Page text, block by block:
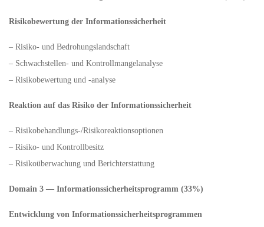
Risikobewertung der Informationssicherheit
– Risiko- und Bedrohungslandschaft
– Schwachstellen- und Kontrollmangelanalyse
– Risikobewertung und -analyse
Reaktion auf das Risiko der Informationssicherheit
– Risikobehandlungs-/Risikoreaktionsoptionen
– Risiko- und Kontrollbesitz
– Risikoüberwachung und Berichterstattung
Domain 3 — Informationssicherheitsprogramm (33%)
Entwicklung von Informationssicherheitsprogrammen